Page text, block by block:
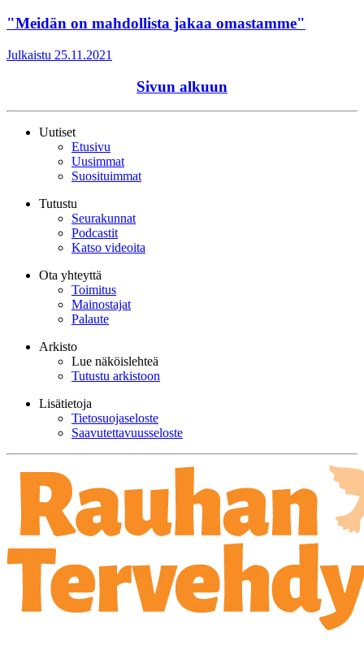
"Meidän on mahdollista jakaa omastamme"
Julkaistu 25.11.2021
Sivun alkuun
Uutiset
Etusivu
Uusimmat
Suosituimmat
Tutustu
Seurakunnat
Podcastit
Katso videoita
Ota yhteyttä
Toimitus
Mainostajat
Palaute
Arkisto
Lue näköislehteä
Tutustu arkistoon
Lisätietoja
Tietosuojaseloste
Saavutettavuusseloste